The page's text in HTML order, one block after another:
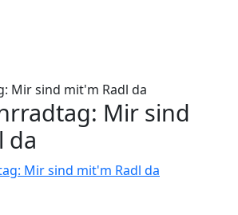
Mir sind mit'm Radl da
Mir sind
da